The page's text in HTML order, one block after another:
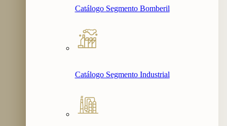
Catálogo Segmento Bomberil
Catálogo Segmento Industrial